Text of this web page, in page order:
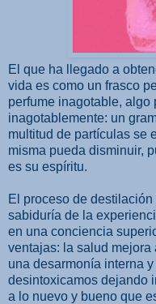
El que ha llegado a
vida es como un frasco
perfume inagotable, algo
inagotablemente: un
multitud de partículas se
misma pueda disminuir,
es su espíritu.
El proceso de
sabiduría de la
en una conciencia
ventajas: la salud mejora
una desarmonía interna
desintoxicamos dejando
a lo nuevo y bueno que